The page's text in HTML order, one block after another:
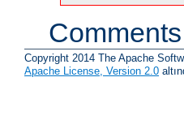
Copyright 2014 The Apache
Apache License, Version 2.0